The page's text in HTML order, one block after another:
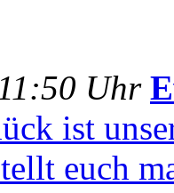
Uhr
ist
euch